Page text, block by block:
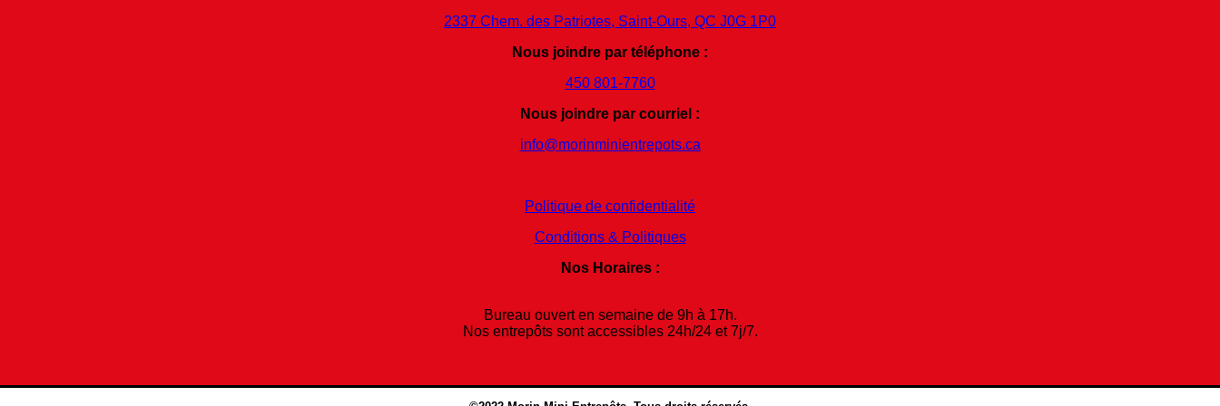
2337 Chem. des Patriotes, Saint-Ours, QC J0G 1P0
Nous joindre par téléphone :
450 801-7760
Nous joindre par courriel :
info@morinminientrepots.ca
Politique de confidentialité
Conditions & Politiques
Nos Horaires :
Bureau ouvert en semaine de 9h à 17h.
Nos entrepôts sont accessibles 24h/24 et 7j/7.